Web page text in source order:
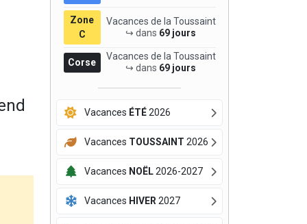
Zone
C
Vacances de la Toussaint
↪ dans 69 jours
Corse
Vacances de la Toussaint
↪ dans 69 jours
Vacances ÉTÉ2026
Vacances TOUSSAINT 2026
Vacances NOËL2026-2027
Vacances HIVER 2027